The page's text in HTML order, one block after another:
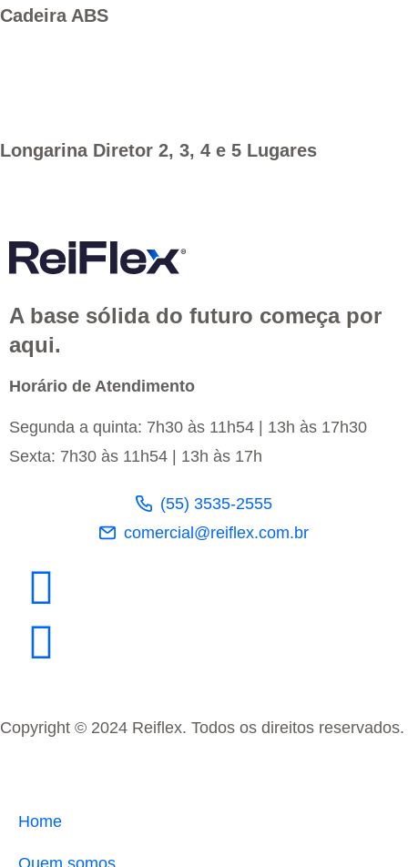
Cadeira ABS
Longarina Diretor 2, 3, 4 e 5 Lugares
A base sólida do futuro começa por
aqui.
Horário de Atendimento
Segunda a quinta: 7h30 às 11h54 | 13h às 17h30
Sexta: 7h30 às 11h54 | 13h às 17h
(55) 3535-2555
comercial@reiflex.com.br
Copyright © 2024 Reiflex. Todos os direitos reservados.
Home
Quem somos